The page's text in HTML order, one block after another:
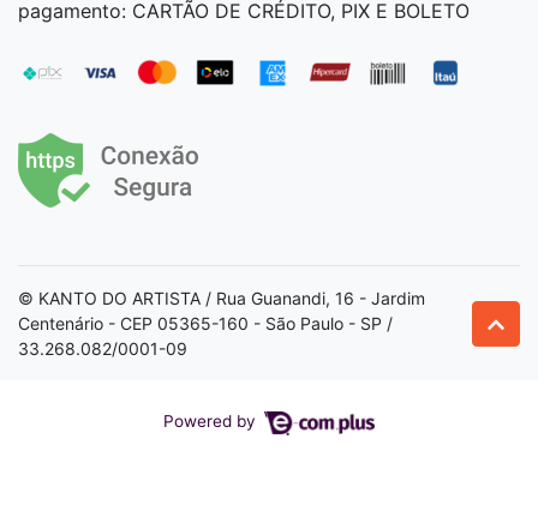
pagamento: CARTÃO DE CRÉDITO, PIX E BOLETO
© KANTO DO ARTISTA / Rua Guanandi, 16 - Jardim
Centenário - CEP 05365-160 - São Paulo - SP /
33.268.082/0001-09
Powered by